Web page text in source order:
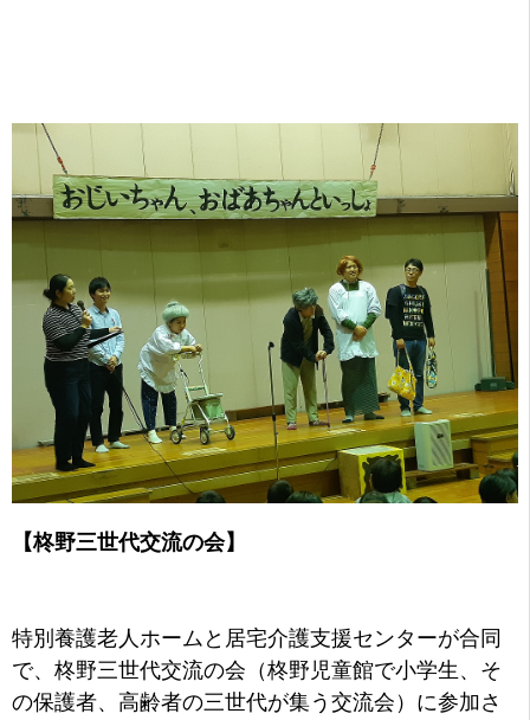
【柊野三世代交流の会】
特別養護老人ホームと居宅介護支援センターが合同
で、柊野三世代交流の会（柊野児童館で小学生、そ
の保護者、高齢者の三世代が集う交流会）に参加さ